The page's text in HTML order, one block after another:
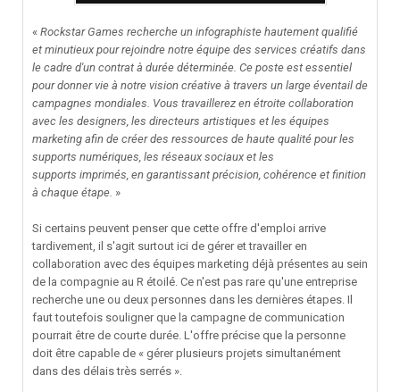
« Rockstar Games recherche un infographiste hautement qualifié
et minutieux pour rejoindre notre équipe des services créatifs dans
le cadre d'un contrat à durée déterminée. Ce poste est essentiel
pour donner vie à notre vision créative à travers un large éventail de
campagnes mondiales. Vous travaillerez en étroite collaboration
avec les designers, les directeurs artistiques et les équipes
marketing afin de créer des ressources de haute qualité pour les
supports numériques, les réseaux sociaux et les
supports imprimés, en garantissant précision, cohérence et finition
à chaque étape. »
Si certains peuvent penser que cette offre d'emploi arrive
tardivement, il s'agit surtout ici de gérer et travailler en
collaboration avec des équipes marketing déjà présentes au sein
de la compagnie au R étoilé. Ce n'est pas rare qu'une entreprise
recherche une ou deux personnes dans les dernières étapes. Il
faut toutefois souligner que la campagne de communication
pourrait être de courte durée. L'offre précise que la personne
doit être capable de « gérer plusieurs projets simultanément
dans des délais très serrés ».